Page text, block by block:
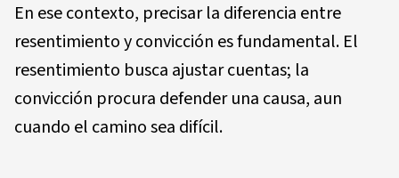
En ese contexto, precisar la diferencia entre
resentimiento y convicción es fundamental. El
resentimiento busca ajustar cuentas; la
convicción procura defender una causa, aun
cuando el camino sea difícil.